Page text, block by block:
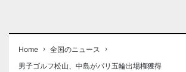
Home › 全国のニュース
›
男子ゴルフ松山、中島がパリ五輪出場権獲得